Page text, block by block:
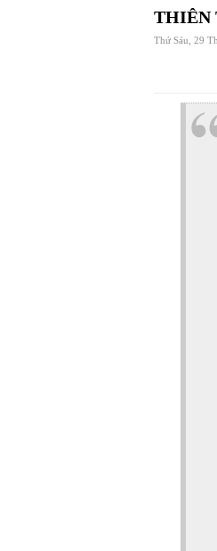
THIÊN
Thứ Sáu, 29